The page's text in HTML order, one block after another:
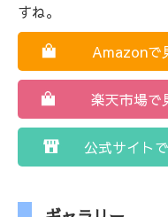
すね。
Amazonで
楽天市場で
公式サイト